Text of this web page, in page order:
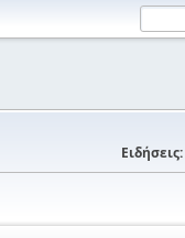
Ειδήσεις: